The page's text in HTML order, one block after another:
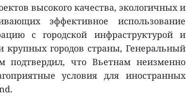
высокого качества, экологичных и
эффективное использование
с городской инфраструктурой и
крупных городов страны, Генеральный
подтвердил, что Вьетнам неизменно
условия для иностранных